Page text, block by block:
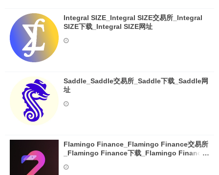
Integral SIZE_Integral SIZE交易所_Integral
SIZE下载_Integral SIZE网址
Saddle_Saddle交易所_Saddle下载_Saddle网
址
Flamingo Finance_Flamingo Finance交易所
_Flamingo Finance下载_Flamingo Finance